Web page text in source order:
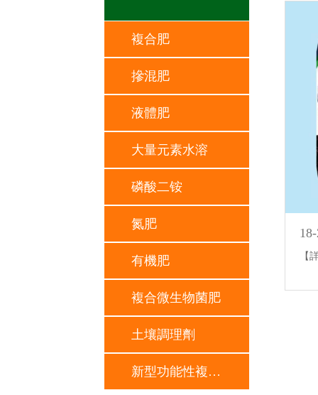
複合肥
摻混肥
液體肥
大量元素水溶
磷酸二铵
氮肥
有機肥
複合微生物菌肥
土壤調理劑
新型功能性複合肥
【